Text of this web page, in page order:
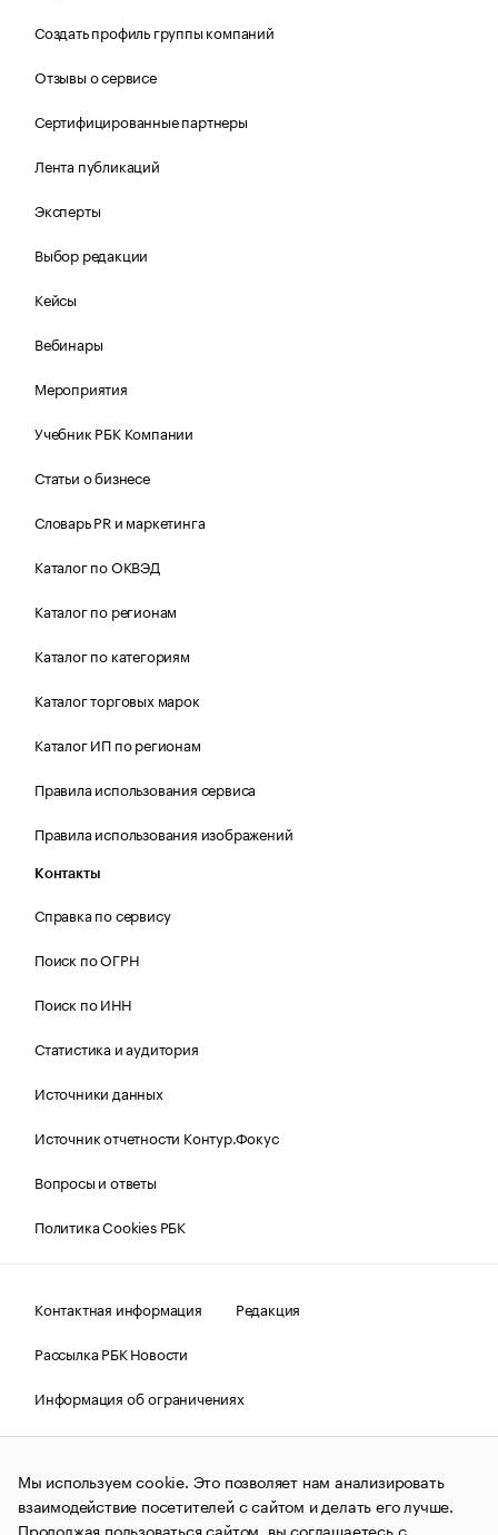
Создать профиль группы компаний
Отзывы о сервисе
Сертифицированные партнеры
Лента публикаций
Эксперты
Выбор редакции
Кейсы
Вебинары
Мероприятия
Учебник РБК Компании
Статьи о бизнесе
Словарь PR и маркетинга
Каталог по ОКВЭД
Каталог по регионам
Каталог по категориям
Каталог торговых марок
Каталог ИП по регионам
Правила использования сервиса
Правила использования изображений
Контакты
Справка по сервису
Поиск по ОГРН
Поиск по ИНН
Статистика и аудитория
Источники данных
Источник отчетности Контур.Фокус
Вопросы и ответы
Политика Cookies РБК
Контактная информация
Редакция
Рассылка РБК Новости
Информация об ограничениях
Правовая информация
О соблюдении авторских прав
© АО «РОСБИЗНЕСКОНСАЛТИНГ»,1995–2026.Сообщения
и материалы информационного агентства «РБК»
(зарегистрировано Федеральной службой по надзору в сфере
Мы используем cookie. Это позволяет нам анализировать
взаимодействие посетителей с сайтом и делать его лучше.
Продолжая пользоваться сайтом, вы соглашаетесь с